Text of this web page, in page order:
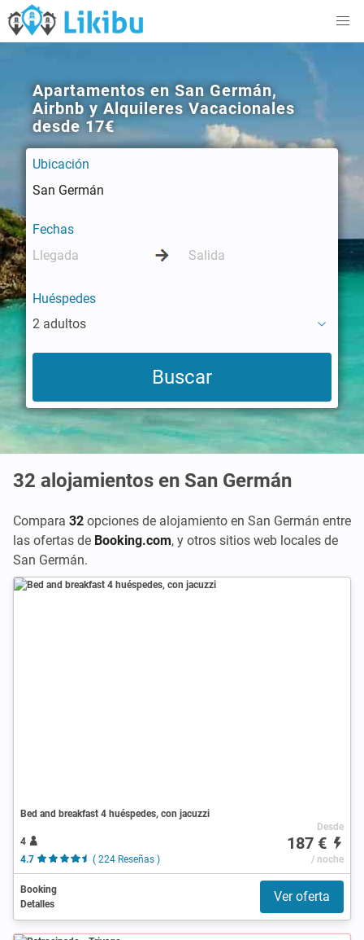
Apartamentos en San Germán,
Airbnb y Alquileres Vacacionales
desde 17€
Ubicación
Fechas
Huéspedes
2 adultos
32 alojamientos en San Germán
Compara 32 opciones de alojamiento en San Germán entre
las ofertas de Booking.com, y otros sitios web locales de
San Germán.
Bed and breakfast 4 huéspedes, con jacuzzi
4
4.7
( 224 Reseñas )
Desde
187 €
/ noche
Booking
Detalles
Ver oferta